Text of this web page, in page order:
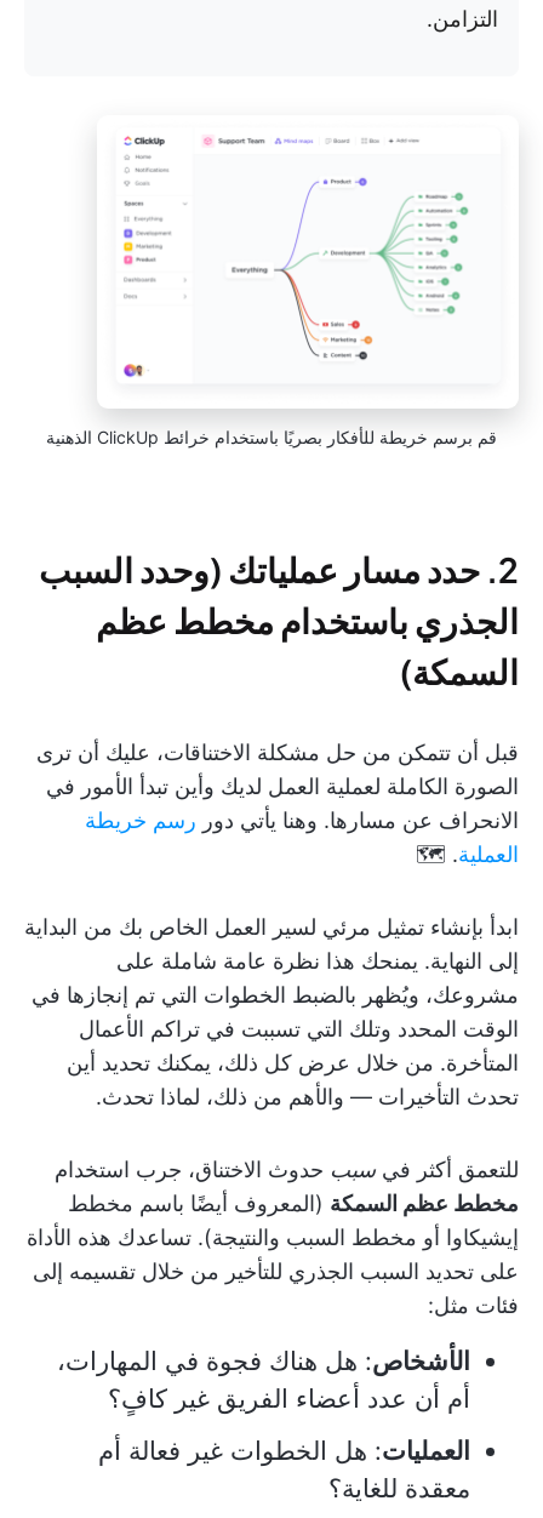
التزامن.
قم برسم خريطة للأفكار بصريًا باستخدام خرائط ClickUp الذهنية
2. حدد مسار عملياتك (وحدد السبب
الجذري باستخدام مخطط عظم
السمكة)
قبل أن تتمكن من حل مشكلة الاختناقات، عليك أن ترى
الصورة الكاملة لعملية العمل لديك وأين تبدأ الأمور في
الانحراف عن مسارها. وهنا يأتي دور رسم خريطة
العملية. 🗺️
ابدأ بإنشاء تمثيل مرئي لسير العمل الخاص بك من البداية
إلى النهاية. يمنحك هذا نظرة عامة شاملة على
مشروعك، ويُظهر بالضبط الخطوات التي تم إنجازها في
الوقت المحدد وتلك التي تسببت في تراكم الأعمال
المتأخرة. من خلال عرض كل ذلك، يمكنك تحديد أين
تحدث التأخيرات — والأهم من ذلك، لماذا تحدث.
للتعمق أكثر في سبب حدوث الاختناق، جرب استخدام
مخطط عظم السمكة (المعروف أيضًا باسم مخطط
إيشيكاوا أو مخطط السبب والنتيجة). تساعدك هذه الأداة
على تحديد السبب الجذري للتأخير من خلال تقسيمه إلى
فئات مثل:
الأشخاص: هل هناك فجوة في المهارات،
أم أن عدد أعضاء الفريق غير كافٍ؟
العمليات: هل الخطوات غير فعالة أم
معقدة للغاية؟